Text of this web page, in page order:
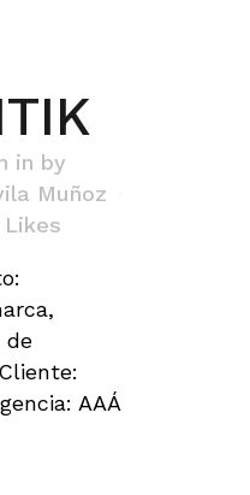
in by
Muñoz
Likes
de
AAÁ